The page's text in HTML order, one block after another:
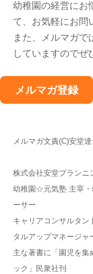
幼稚園の経営にお
て、お気軽にお問
また、メルマガで
していますのでぜ
メルマガ登録
メルマガ文責(C)安堂
株式会社安堂プランニ
幼稚園☆元気塾 主宰・
ーサー
キャリアコンサルタン
タルアップマネージャ
主な著書に「園児を集
ック」民衆社刊